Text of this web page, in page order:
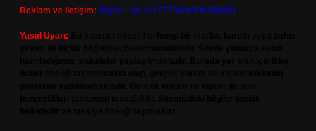
Reklam ve İletişim: Skype: live:.cid.575569c608265c69
Yasal Uyarı: